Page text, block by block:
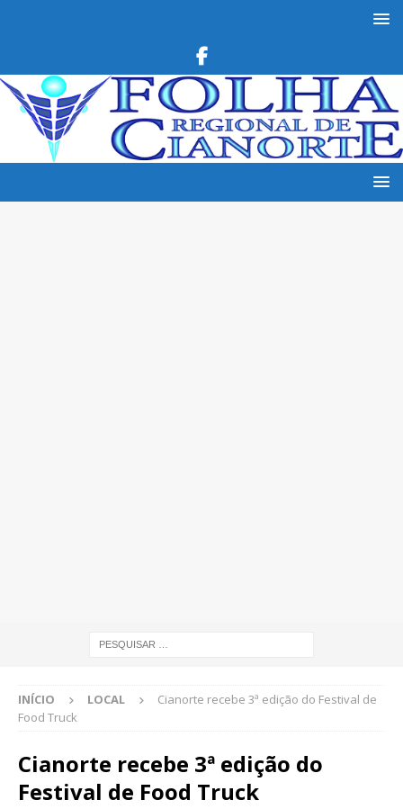
INÍCIO LOCAL
Cianorte recebe 3ª edição do Festival de
Food Truck
Cianorte recebe 3ª edição do
Festival de Food Truck